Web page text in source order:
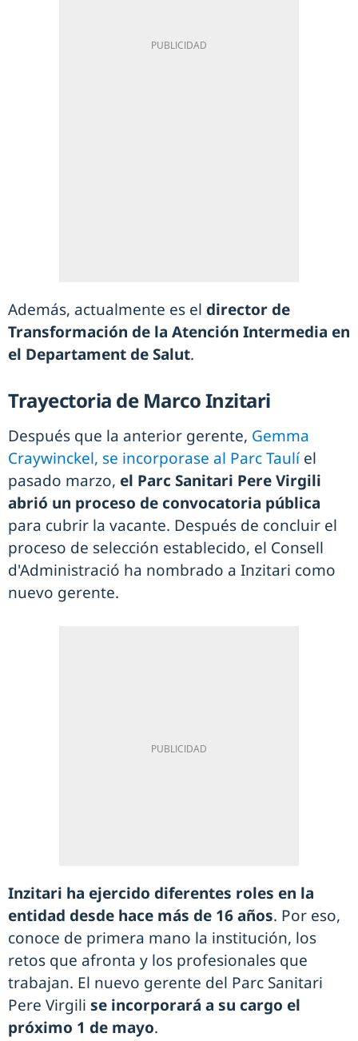
Además, actualmente es el director de
Transformación de la Atención Intermedia en
el Departament de Salut.
Trayectoria de Marco Inzitari
Después que la anterior gerente, Gemma
Craywinckel, se incorporase al Parc Taulíel
pasado marzo, el Parc Sanitari Pere Virgili
abrió un proceso de convocatoria pública
para cubrir la vacante. Después de concluir el
proceso de selección establecido, el Consell
d'Administració ha nombrado a Inzitari como
nuevo gerente.
Inzitari ha ejercido diferentes roles en la
entidad desde hace más de 16 años. Por eso,
conoce de primera mano la institución, los
retos que afronta y los profesionales que
trabajan. El nuevo gerente del Parc Sanitari
Pere Virgili se incorporará a su cargo el
próximo 1 de mayo.